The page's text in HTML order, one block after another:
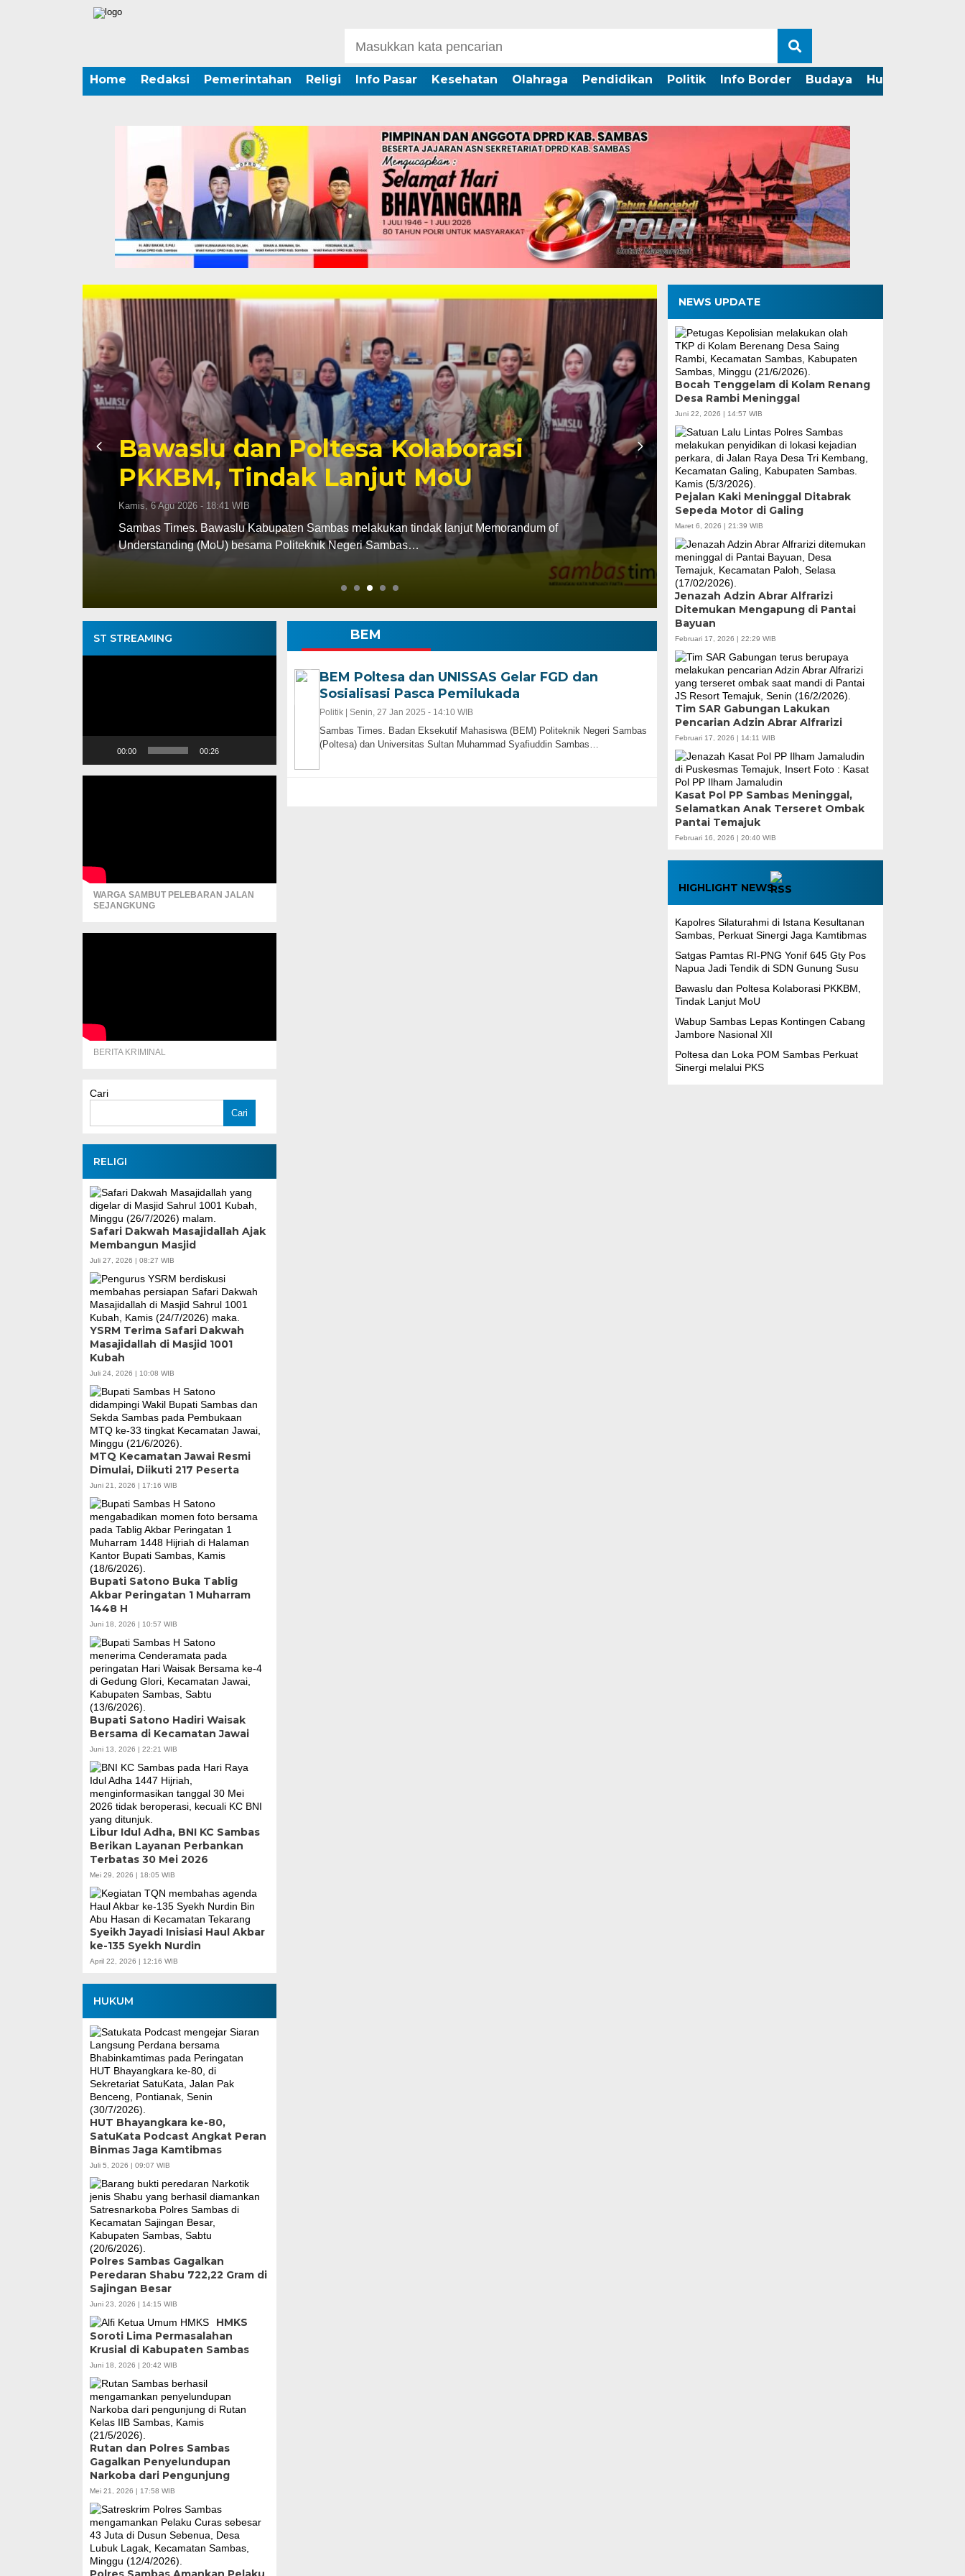
Home Redaksi Pemerintahan Religi Info Pasar Kesehatan Olahraga Pendidikan Politik Info Border Budaya Hukum
Wabup Sambas Lepas Kontingen
Cabang Jambore Nasional XII
Rabu, 5 Agu 2026 - 19:49 WIB
Sambas Times. Wakil Bupati Sambas H Heroaldi melepas Kontingen Kwartir Cabang (Kwarcab)
Gerakan Pramuka Sambas yang…
Poltesa dan Loka
Perkuat Sinergi
Rabu, 5 Agu 2026 - 17:58 WIB
Sambas Times. Politeknik Negeri Sambas
POM) menandatangani Perjanjian…
ST STREAMING
00:00 00:26
WARGA SAMBUT PELEBARAN JALAN
SEJANGKUNG
BERITA KRIMINAL
Cari
Cari
RELIGI
Safari Dakwah Masajidallah Ajak
Membangun Masjid
Juli 27, 2026 | 08:27 WIB
YSRM Terima Safari Dakwah
Masajidallah di Masjid 1001
Kubah
Juli 24, 2026 | 10:08 WIB
MTQ Kecamatan Jawai Resmi
Dimulai, Diikuti 217 Peserta
Juni 21, 2026 | 17:16 WIB
Bupati Satono Buka Tablig
Akbar Peringatan 1 Muharram
1448 H
Juni 18, 2026 | 10:57 WIB
Bupati Satono Hadiri Waisak
Bersama di Kecamatan Jawai
Juni 13, 2026 | 22:21 WIB
Libur Idul Adha, BNI KC Sambas
Berikan Layanan Perbankan
Terbatas 30 Mei 2026
Mei 29, 2026 | 18:05 WIB
Syeikh Jayadi Inisiasi Haul Akbar
ke-135 Syekh Nurdin
April 22, 2026 | 12:16 WIB
HUKUM
HUT Bhayangkara ke-80,
SatuKata Podcast Angkat Peran
Binmas Jaga Kamtibmas
Juli 5, 2026 | 09:07 WIB
Polres Sambas Gagalkan
Peredaran Shabu 722,22 Gram di
Sajingan Besar
Juni 23, 2026 | 14:15 WIB
HMKS
Soroti Lima Permasalahan
Krusial di Kabupaten Sambas
Juni 18, 2026 | 20:42 WIB
Rutan dan Polres Sambas
Gagalkan Penyelundupan
Narkoba dari Pengunjung
Mei 21, 2026 | 17:58 WIB
BEM
BEM Poltesa dan UNISSAS Gelar FGD dan
Sosialisasi Pasca Pemilukada
Politik | Senin, 27 Jan 2025 - 14:10 WIB
Sambas Times. Badan Eksekutif Mahasiswa (BEM) Politeknik Negeri Sambas
(Poltesa) dan Universitas Sultan Muhammad Syafiuddin Sambas…
NEWS UPDATE
Bocah Tenggelam di Kolam Renang
Desa Rambi Meninggal
Juni 22, 2026 | 14:57 WIB
Pejalan Kaki Meninggal Ditabrak
Sepeda Motor di Galing
Maret 6, 2026 | 21:39 WIB
Jenazah Adzin Abrar Alfrarizi
Ditemukan Mengapung di Pantai
Bayuan
Februari 17, 2026 | 22:29 WIB
Tim SAR Gabungan Lakukan
Pencarian Adzin Abrar Alfrarizi
Februari 17, 2026 | 14:11 WIB
Kasat Pol PP Sambas Meninggal,
Selamatkan Anak Terseret Ombak
Pantai Temajuk
Februari 16, 2026 | 20:40 WIB
HIGHLIGHT NEWS
‎Kapolres Silaturahmi di Istana Kesultanan
Sambas, Perkuat Sinergi Jaga Kamtibmas
Satgas Pamtas RI-PNG Yonif 645 Gty Pos
Napua Jadi Tendik di SDN Gunung Susu
Bawaslu dan Poltesa Kolaborasi PKKBM,
Tindak Lanjut MoU
Wabup Sambas Lepas Kontingen Cabang
Jambore Nasional XII
Poltesa dan Loka POM Sambas Perkuat
Sinergi melalui PKS